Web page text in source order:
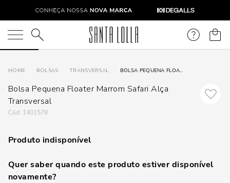
O que você está procurando?
BOLSAS TRANSVERSAL BOLSA PEQUENA FLOATER MARROM SAFARI ALÇA TRANSVERSAL
Bolsa Pequena Floater Marrom Safari Alça
Transversal
: 1401578
Produto indisponível
Quer saber quando este produto estiver disponível
novamente?